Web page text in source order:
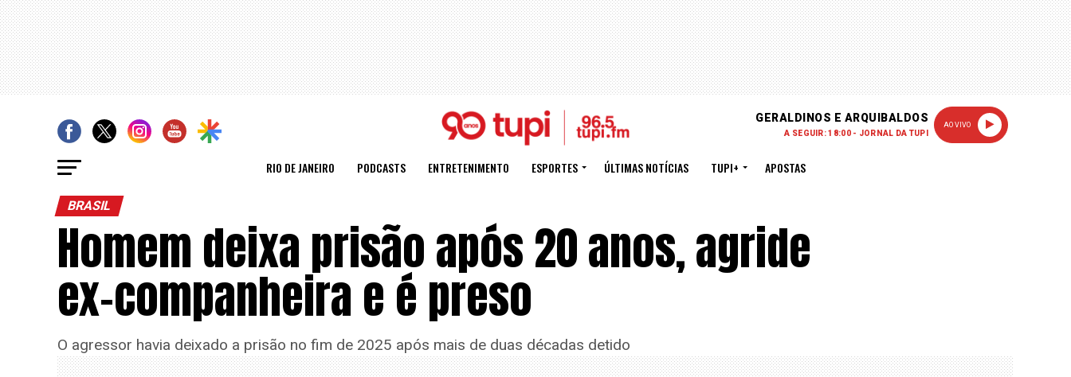
GERALDINOS E ARQUIBALDOS
A SEGUIR: 18:00 - JORNAL DA TUPI
AO VIVO
RIO DE JANEIRO PODCASTS ENTRETENIMENTO ESPORTES ÚLTIMAS NOTÍCIAS TUPI+ APOSTAS
BRASIL
Homem deixa prisão após 20 anos, agride
ex-companheira e é preso
O agressor havia deixado a prisão no fim de 2025 após mais de duas décadas detido